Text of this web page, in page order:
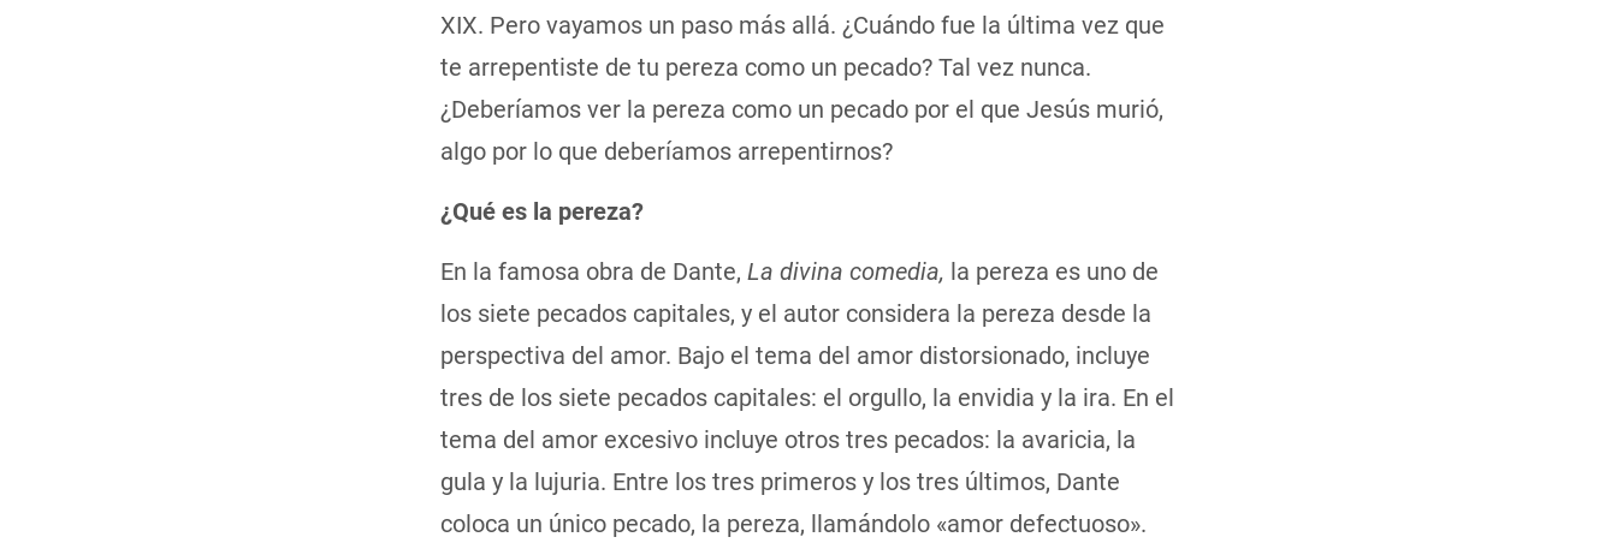
XIX. Pero vayamos un paso más allá. ¿Cuándo fue la última vez que
te arrepentiste de tu pereza como un pecado? Tal vez nunca.
¿Deberíamos ver la pereza como un pecado por el que Jesús murió,
algo por lo que deberíamos arrepentirnos?
¿Qué es la pereza?
En la famosa obra de Dante, La divina comedia, la pereza es uno de
los siete pecados capitales, y el autor considera la pereza desde la
perspectiva del amor. Bajo el tema del amor distorsionado, incluye
tres de los siete pecados capitales: el orgullo, la envidia y la ira. En el
tema del amor excesivo incluye otros tres pecados: la avaricia, la
gula y la lujuria. Entre los tres primeros y los tres últimos, Dante
coloca un único pecado, la pereza, llamándolo «amor defectuoso».